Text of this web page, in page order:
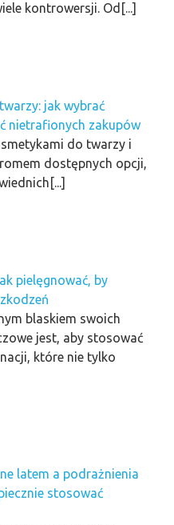
kontrowersji. Od[...]
jak wybrać
nietrafionych zakupów
do twarzy i
dostępnych opcji,
pielęgnować, by
blaskiem swoich
jest, aby stosować
które nie tylko
latem a podrażnienia
stosować